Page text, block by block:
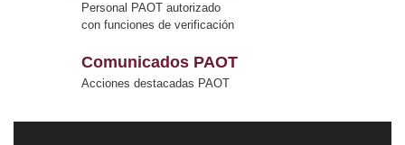
Personal PAOT autorizado
con funciones de verificación
Comunicados PAOT
Acciones destacadas PAOT